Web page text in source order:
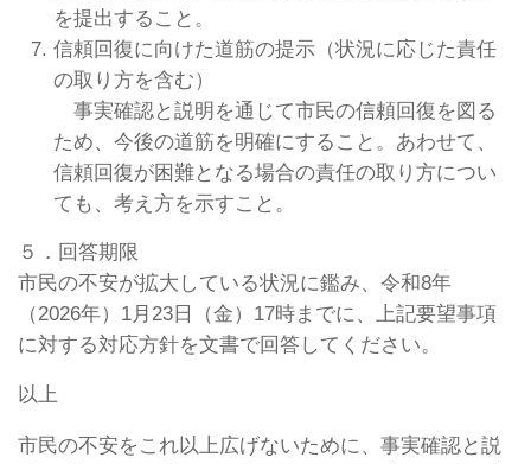
を提出すること。
信頼回復に向けた道筋の提示（状況に応じた責任
の取り方を含む）
事実確認と説明を通じて市民の信頼回復を図る
ため、今後の道筋を明確にすること。あわせて、
信頼回復が困難となる場合の責任の取り方につい
ても、考え方を示すこと。
５．回答期限
市民の不安が拡大している状況に鑑み、令和8年
（2026年）1月23日（金）17時までに、上記要望事項
に対する対応方針を文書で回答してください。
以上
市民の不安をこれ以上広げないために、事実確認と説